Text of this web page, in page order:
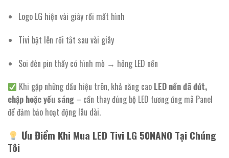
Logo LG hiện vài giây rồi mất hình
Tivi bật lên rồi tắt sau vài giây
Soi đèn pin thấy có hình mờ → hỏng LED nền
Khi gặp những dấu hiệu trên, khả năng cao LED nền đã đứt,
chập hoặc yếu sáng – cần thay đúng bộ LED tương ứng mã Panel
để đảm bảo hoạt động lâu dài.
Ưu Điểm Khi Mua LED Tivi LG 50NANO Tại Chúng
Tôi